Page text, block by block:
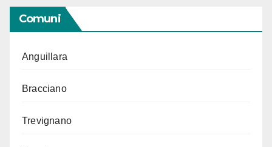
Comuni
Anguillara
Bracciano
Trevignano